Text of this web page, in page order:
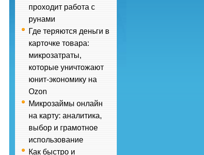
проходит работа с
рунами
Где теряются деньги в
карточке товара:
микрозатраты,
которые уничтожают
юнит-экономику на
Ozon
Микрозаймы онлайн
на карту: аналитика,
выбор и грамотное
использование
Как быстро и